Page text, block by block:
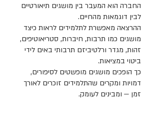
החברה הוא המעבר בין מושגים תיאורטיים
לבין דוגמאות מהחיים.
ההרצאה מאפשרת לתלמידים לראות כיצד
מושגים כמו תרבות, חיברות, סטריאוטיפים,
זהות, מגדר ורלטיביזם תרבותי באים לידי
ביטוי במציאות.
כך הופכים מושגים מופשטים לסיפורים,
דמויות ומקרים שהתלמידים זוכרים לאורך
זמן — ומבינים לעומק.